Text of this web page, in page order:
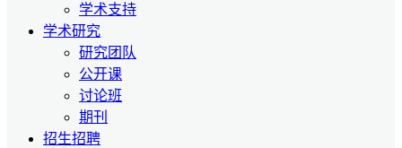
学术支持
学术研究
研究团队
公开课
讨论班
期刊
招生招聘